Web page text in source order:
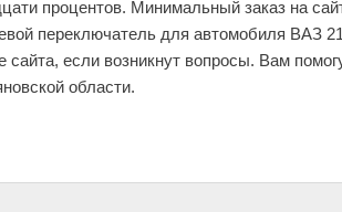
процентов. Минимальный заказ на
переключатель для автомобиля ВАЗ
сайта, если возникнут вопросы. Вам
области.